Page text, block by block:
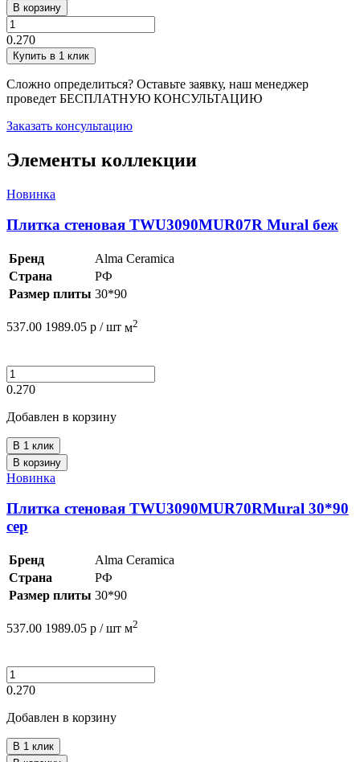
В корзину
0.270
Купить в 1 клик
Сложно определиться? Оставьте заявку, наш менеджер
проведет БЕСПЛАТНУЮ КОНСУЛЬТАЦИЮ
Заказать консультацию
Элементы коллекции
Новинка
Плитка стеновая TWU3090MUR07R Mural беж
Бренд
Alma Ceramica
Страна
РФ
Размер плиты 30*90
537.00 1989.05 р / шт м2
0.270
Добавлен в корзину
В 1 клик
В корзину
Новинка
Плитка стеновая TWU3090MUR70RMural 30*90
сер
Бренд
Alma Ceramica
Страна
РФ
Размер плиты 30*90
537.00 1989.05 р / шт м2
0.270
Добавлен в корзину
В 1 клик